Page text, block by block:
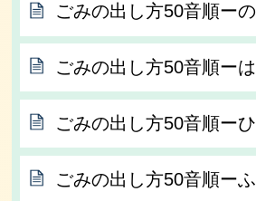
ごみの出し方50音順ーの
ごみの出し方50音順ーは
ごみの出し方50音順ーひ
ごみの出し方50音順ーふ